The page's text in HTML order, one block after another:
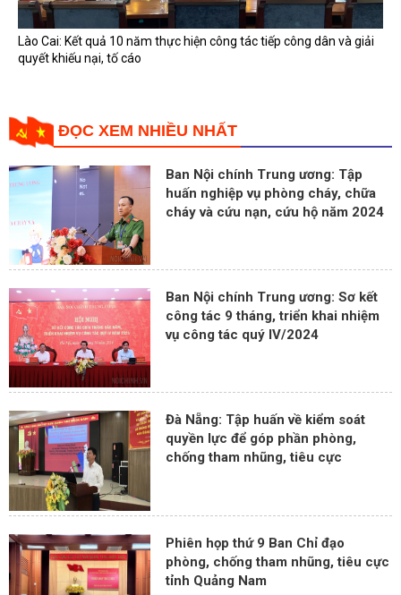
Lào Cai: Kết quả 10 năm thực hiện công tác tiếp công dân và giải
quyết khiếu nại, tố cáo
ĐỌC XEM NHIỀU NHẤT
Ban Nội chính Trung ương: Tập
huấn nghiệp vụ phòng cháy, chữa
cháy và cứu nạn, cứu hộ năm 2024
Ban Nội chính Trung ương: Sơ kết
công tác 9 tháng, triển khai nhiệm
vụ công tác quý IV/2024
Đà Nẵng: Tập huấn về kiểm soát
quyền lực để góp phần phòng,
chống tham nhũng, tiêu cực
Phiên họp thứ 9 Ban Chỉ đạo
phòng, chống tham nhũng, tiêu cực
tỉnh Quảng Nam